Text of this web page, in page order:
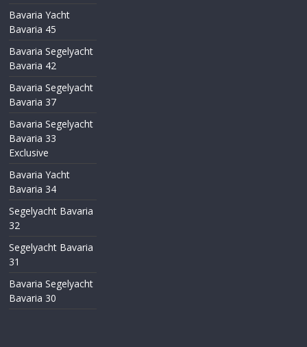
Bavaria Yacht
Bavaria 45
Bavaria Segelyacht
Bavaria 42
Bavaria Segelyacht
Bavaria 37
Bavaria Segelyacht
Bavaria 33
Exclusive
Bavaria Yacht
Bavaria 34
Segelyacht Bavaria
32
Segelyacht Bavaria
31
Bavaria Segelyacht
Bavaria 30